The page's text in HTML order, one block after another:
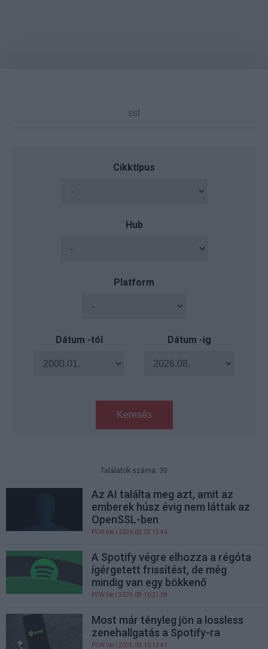
Cikktípus
Hub
Platform
Dátum -tól Dátum -ig
Keresés
Találatok száma: 30
Az AI találta meg azt, amit az
emberek húsz évig nem láttak az
OpenSSL-ben
PCW.lite | 2026.02.02 15:46
A Spotify végre elhozza a régóta
ígérgetett frissítést, de még
mindig van egy bökkenő
PCW.lite | 2025.09.10 21:58
Most már tényleg jön a lossless
zenehallgatás a Spotify-ra
PCW.lite | 2025.09.10 13:41